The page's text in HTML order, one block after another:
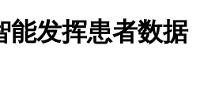
能发挥患者数据